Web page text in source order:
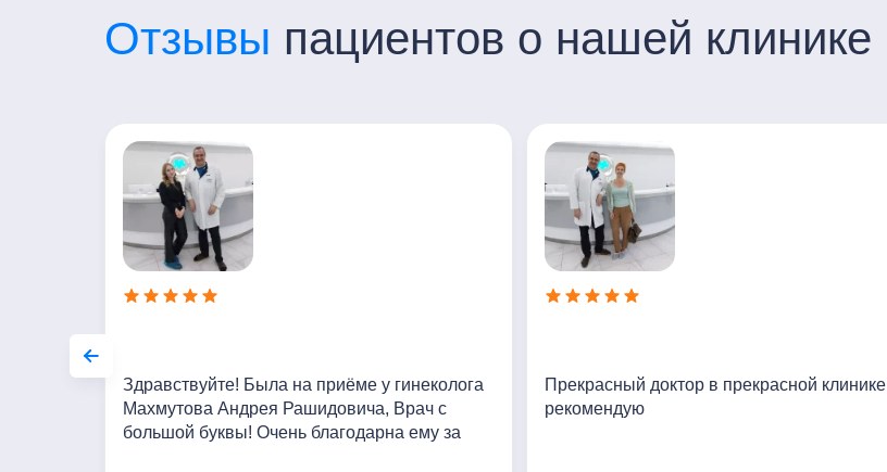
Отзывы пациентов о нашей клинике
Здравствуйте! Была на приёме у гинеколога
Махмутова Андрея Рашидовича, Врач с
большой буквы! Очень благодарна ему за
Прекрасный доктор в прекрасной клинике
рекомендую